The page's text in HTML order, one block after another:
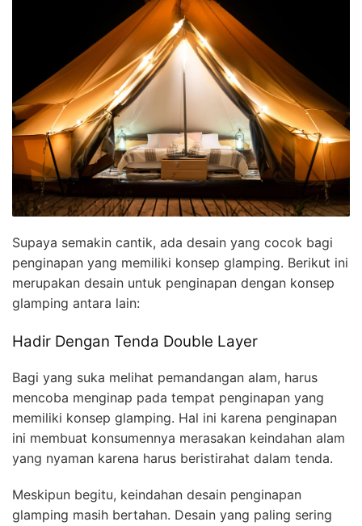
Supaya semakin cantik, ada desain yang cocok bagi
penginapan yang memiliki konsep glamping. Berikut ini
merupakan desain untuk penginapan dengan konsep
glamping antara lain:
Hadir Dengan Tenda Double Layer
Bagi yang suka melihat pemandangan alam, harus
mencoba menginap pada tempat penginapan yang
memiliki konsep glamping. Hal ini karena penginapan
ini membuat konsumennya merasakan keindahan alam
yang nyaman karena harus beristirahat dalam tenda.
Meskipun begitu, keindahan desain penginapan
glamping masih bertahan. Desain yang paling sering